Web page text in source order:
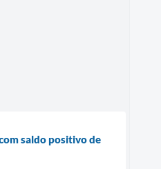
saldo positivo de